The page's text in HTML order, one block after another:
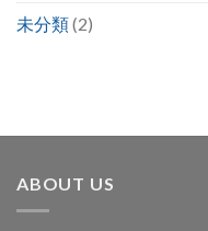
未分類(2)
ABOUT US